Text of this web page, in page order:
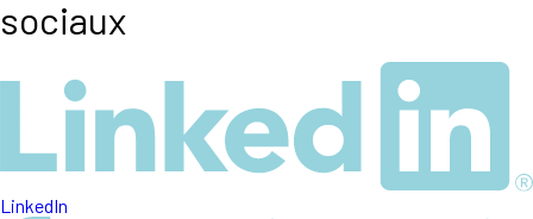
sociaux
LinkedIn